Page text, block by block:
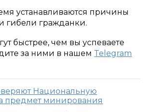
устанавливаются причины
гибели гражданки.
быстрее, чем вы успеваете
за ними в нашем Telegram
Национальную
предмет минирования